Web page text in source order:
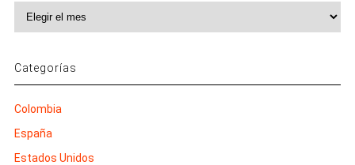
Categorías
Colombia
España
Estados Unidos